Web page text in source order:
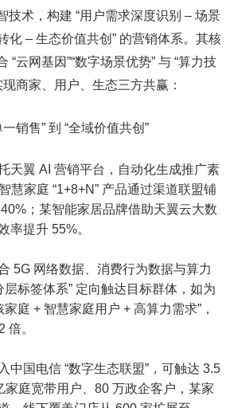
技术，构建 “用户需求深度识别 – 场景
化 – 生态价值共创” 的营销体系。其核
“云网基因”“数字场景优势” 与 “算力技
商家、用户、生态三方共赢：​
销售” 到 “全域价值共创”​
天翼 AI 营销平台，自动化生成推广素
慧家庭 “1+8+N” 产品通过渠道联盟铺
；某智能家居品牌借助天翼云大数
率提升 55%。​
5G 网络数据、消费行为数据与算力
层标签体系” 定向触达目标群体，如为
庭 + 智慧家庭用户 + 高算力需求”，
倍。​
中国电信 “数字生态联盟”，可触达 3.5
家庭宽带用户、80 万政企客户，某家